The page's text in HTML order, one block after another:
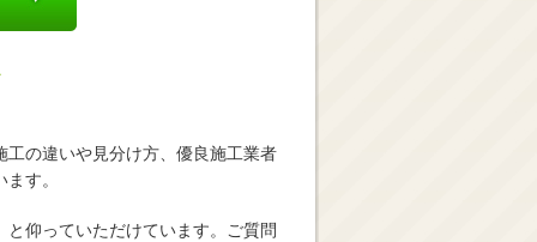
の違いや見分け方、優良施工業者
す。
仰っていただけています。ご質問